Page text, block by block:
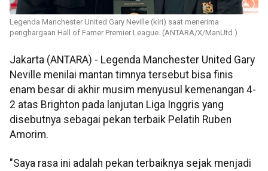
Legenda Manchester United Gary Neville (kiri) saat menerima
penghargaan Hall of Famer Premier League. (ANTARA/X/ManUtd.)
Jakarta (ANTARA) - Legenda Manchester United Gary
Neville menilai mantan timnya tersebut bisa finis
enam besar di akhir musim menyusul kemenangan 4-
2 atas Brighton pada lanjutan Liga Inggris yang
disebutnya sebagai pekan terbaik Pelatih Ruben
Amorim.
"Saya rasa ini adalah pekan terbaiknya sejak menjadi